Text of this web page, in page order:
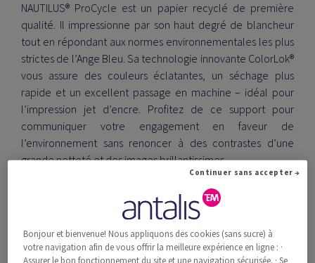
NAUTILUS® ProCycle est un papier recyclé de première
qualité. Il impressionne par son haut degré de blancheur
tout en répondant aux normes environnementales les plus
strictes de l’Ange Bleu. Sa technologie innovante ColorLok®
vous assure des couleurs éclatantes, un séchage plus
rapide et un excellent passage en machine – idéal pour
l’impression jet d’encre. Profitez de ce support pour
communiquer votre engagement en faveur de
l’environnement sans renoncer à des contrastes d’une
grande netteté et des images brillantissimes.
Passer commande
Bonjour et bienvenue! Nous appliquons des cookies (sans sucre) à
votre navigation afin de vous offrir la meilleure expérience en ligne : ·
Assurer le bon fonctionnement du site et une navigation sécurisée. · Se
Continuer sans accepter →